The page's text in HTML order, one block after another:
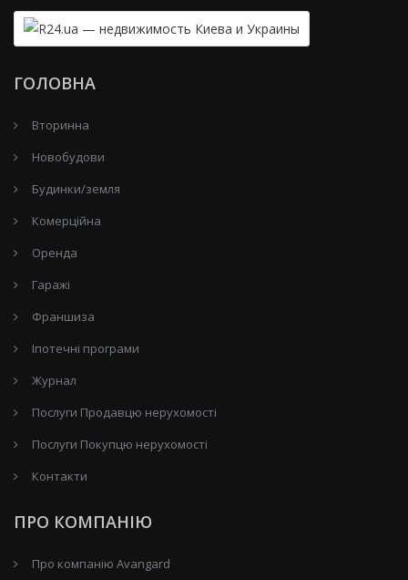
ГОЛОВНА
Вторинна
Новобудови
Будинки/земля
Комерційна
Оренда
Гаражі
Франшиза
Іпотечні програми
Журнал
Послуги Продавцю нерухомості
Послуги Покупцю нерухомості
Контакти
ПРО КОМПАНІЮ
Про компанію Avangard